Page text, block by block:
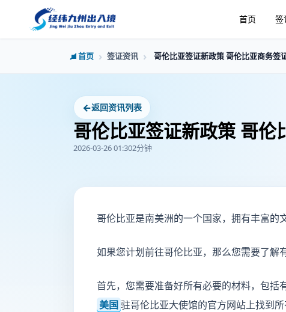
首页 签
首页 签证资讯 哥伦比亚签证新政策 哥伦比亚商务签
←返回资讯列表
哥伦比亚签证新政策 哥伦
2026-03-26 01:302分钟
哥伦比亚是南美洲的一个国家，拥有丰富的
如果您计划前往哥伦比亚，那么您需要了解
首先，您需要准备好所有必要的材料，包括
美国 驻哥伦比亚大使馆的官方网站上找到